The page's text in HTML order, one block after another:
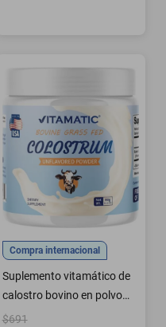
Compra internacional
Suplemento vitamático de
calostro bovino en polvo
para 30 porciones
$691